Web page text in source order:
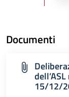
Documenti
15/12/